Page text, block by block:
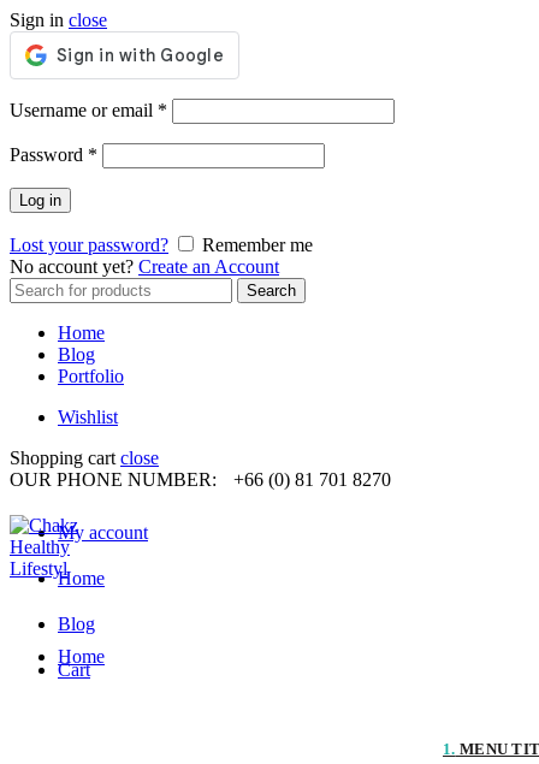
Sign in close
Username or email *
Password *
Log in
Lost your password?
Remember me
No account yet? Create an Account
Search
for:
Search
Home
Blog
Portfolio
Wishlist
Shopping cart close
OUR PHONE NUMBER:
+66 (0) 81 701 8270
My account
Home
Blog
Cart
Home
1. MENU